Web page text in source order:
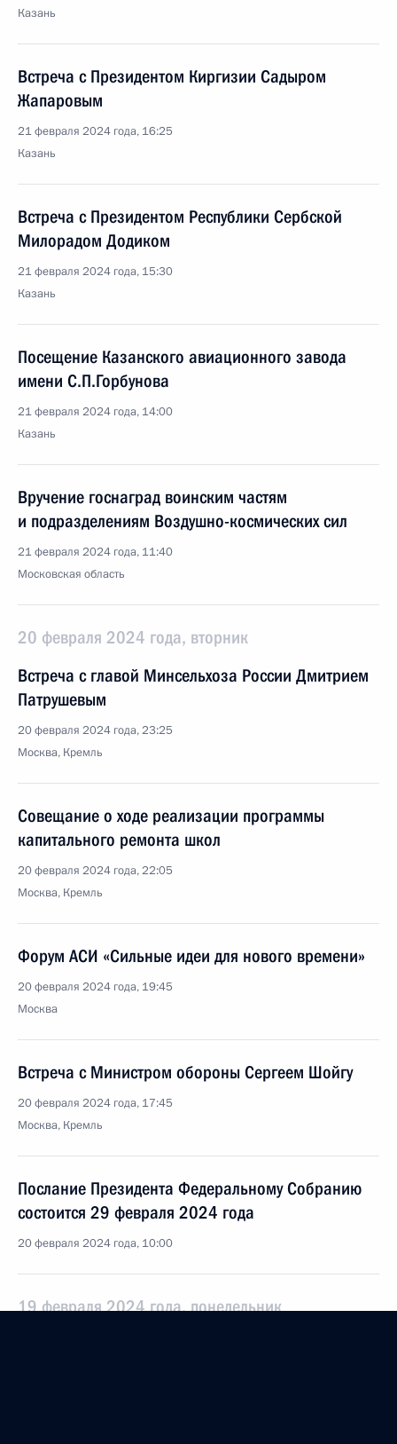
Казань
Встреча с Президентом Киргизии Садыром
Жапаровым
21 февраля 2024 года, 16:25
Казань
Встреча с Президентом Республики Сербской
Милорадом Додиком
21 февраля 2024 года, 15:30
Казань
Посещение Казанского авиационного завода
имени С.П.Горбунова
21 февраля 2024 года, 14:00
Казань
Вручение госнаград воинским частям
и подразделениям Воздушно-космических сил
21 февраля 2024 года, 11:40
Московская область
20 февраля 2024 года, вторник
Встреча с главой Минсельхоза России Дмитрием
Патрушевым
20 февраля 2024 года, 23:25
Москва, Кремль
Совещание о ходе реализации программы
капитального ремонта школ
20 февраля 2024 года, 22:05
Москва, Кремль
Форум АСИ «Сильные идеи для нового времени»
20 февраля 2024 года, 19:45
Москва
Встреча с Министром обороны Сергеем Шойгу
20 февраля 2024 года, 17:45
Москва, Кремль
Послание Президента Федеральному Собранию
состоится 29 февраля 2024 года
20 февраля 2024 года, 10:00
19 февраля 2024 года, понедельник